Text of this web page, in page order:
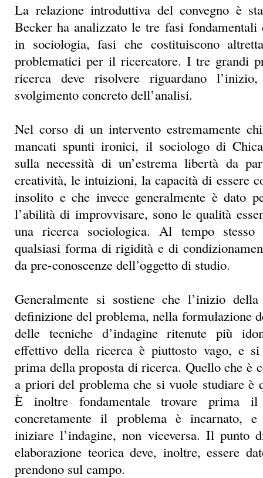
La relazione introduttiva del convegno è
Becker ha analizzato le tre fasi
in sociologia, fasi che costituiscono
problematici per il ricercatore. I tre grandi
ricerca deve risolvere riguardano
svolgimento concreto dell’analisi.
Nel corso di un intervento estremamente
mancati spunti ironici, il sociologo di
sulla necessità di un’estrema libertà da
creatività, le intuizioni, la capacità di essere
insolito e che invece generalmente è dato
l’abilità di improvvisare, sono le qualità
una ricerca sociologica. Al tempo stesso
qualsiasi forma di rigidità e di
da pre-conoscenze dell’oggetto di studio.
Generalmente si sostiene che l’inizio
definizione del problema, nella formulazione
delle tecniche d’indagine ritenute più
effettivo della ricerca è piuttosto vago, e
prima della proposta di ricerca. Quello che è
a priori del problema che si vuole studiare è
È inoltre fondamentale trovare prima
concretamente il problema è incarnato, e
iniziare l’indagine, non viceversa. Il punto
elaborazione teorica deve, inoltre, essere
prendono sul campo.